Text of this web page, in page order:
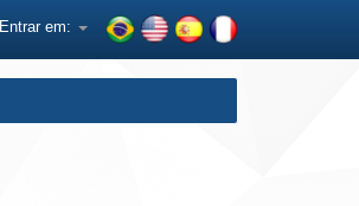
Entrar em: